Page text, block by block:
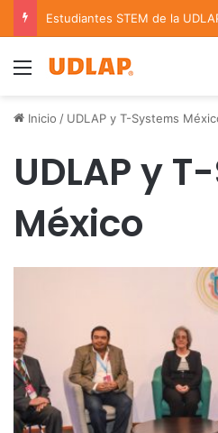
Menu
Inicio / UDLAP y T-Systems
UDLAP y
México